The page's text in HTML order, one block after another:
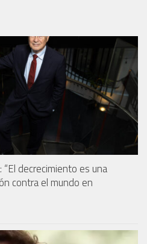
decrecimiento es una
contra el mundo en